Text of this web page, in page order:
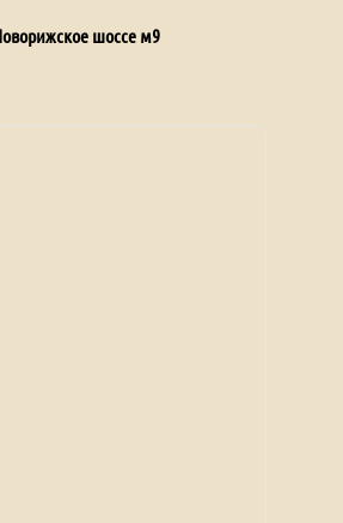
шоссе м9